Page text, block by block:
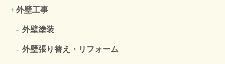
外壁工事
外壁塗装
外壁張り替え・リフォーム